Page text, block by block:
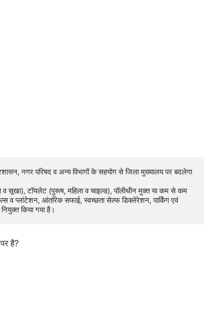
नगर परिषद व अन्य विभागों के सहयोग से जिला मुख्यालय पर बदलेगा
व सूखा), टॉयलेट (पुरूष, महिला व चाइल्ड), पॉलीथीन मुक्त या कम से कम
व प्लांटेशन, आंतरिक सफाई, स्वच्छता सेल्फ डिक्लेरेशन, पार्किंग एवं
किया गया है।
है?